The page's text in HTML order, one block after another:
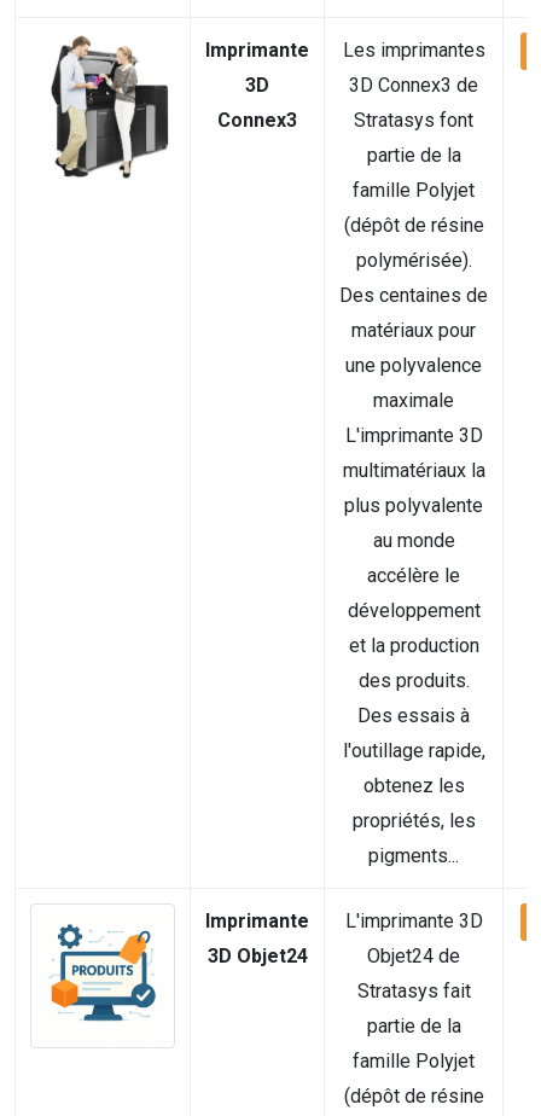
Imprimante
3D
Connex3
Les imprimantes
3D Connex3 de
Stratasys font
partie de la
famille Polyjet
(dépôt de résine
polymérisée).
Des centaines de
matériaux pour
une polyvalence
maximale
L'imprimante 3D
multimatériaux la
plus polyvalente
au monde
accélère le
développement
et la production
des produits.
Des essais à
l'outillage rapide,
obtenez les
propriétés, les
pigments...
Imprimante
3D Objet24
L'imprimante 3D
Objet24 de
Stratasys fait
partie de la
famille Polyjet
(dépôt de résine